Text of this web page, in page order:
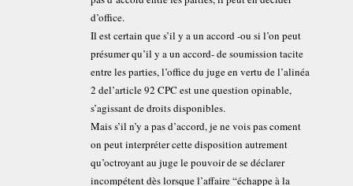
d’office.
Il est certain que s’il y a un accord -ou si l’on peut
présumer qu’il y a un accord- de soumission tacite
entre les parties, l’office du juge en vertu de l’alinéa
2 del’article 92 CPC est une question opinable,
s’agissant de droits disponibles.
Mais s’il n’y a pas d’accord, je ne vois pas coment
on peut interpréter cette disposition autrement
qu’octroyant au juge le pouvoir de se déclarer
incompétent dès lorsque l’affaire “échappe à la